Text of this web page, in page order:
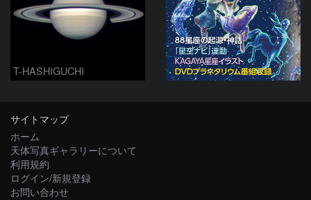
T-HASHIGUCHI
サイトマップ
ホーム
天体写真ギャラリーについて
利用規約
ログイン/新規登録
お問い合わせ